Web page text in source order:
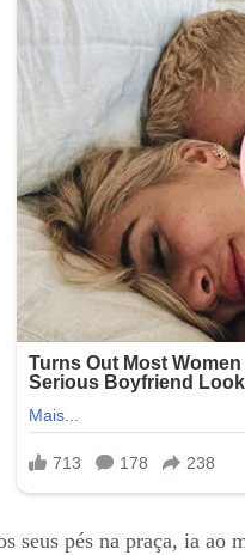
seus pés na praça, ia ao